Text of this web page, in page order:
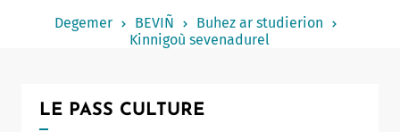
Un commerce
Degemer BEVIÑ
Buhez ar studierion
Kinnigoù sevenadurel
LE PASS CULTURE